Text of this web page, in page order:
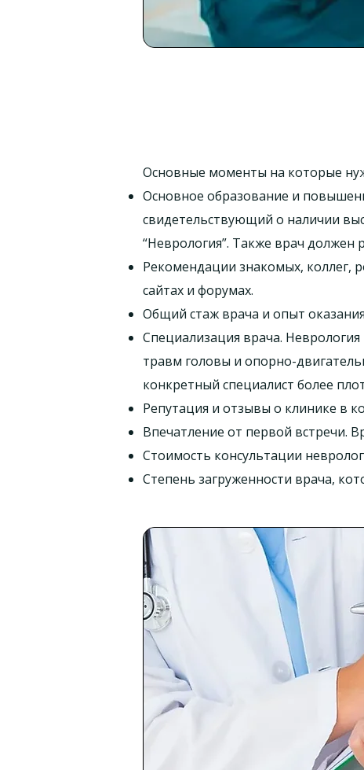
Основные моменты на которые
Основное образование и
свидетельствующий о наличии
“Неврология”. Также врач
Рекомендации знакомых, коллег,
сайтах и ​​форумах.
Общий стаж врача и опыт
Специализация врача.
травм головы и опорно-
конкретный специалист более
Репутация и отзывы о клинике в
Впечатление от первой
Стоимость консультации
Степень загруженности врача,